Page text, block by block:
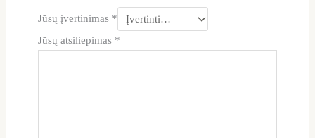
Jūsų įvertinimas *
Jūsų atsiliepimas *